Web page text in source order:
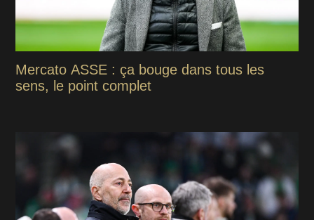
Mercato ASSE : ça bouge dans tous les
sens, le point complet